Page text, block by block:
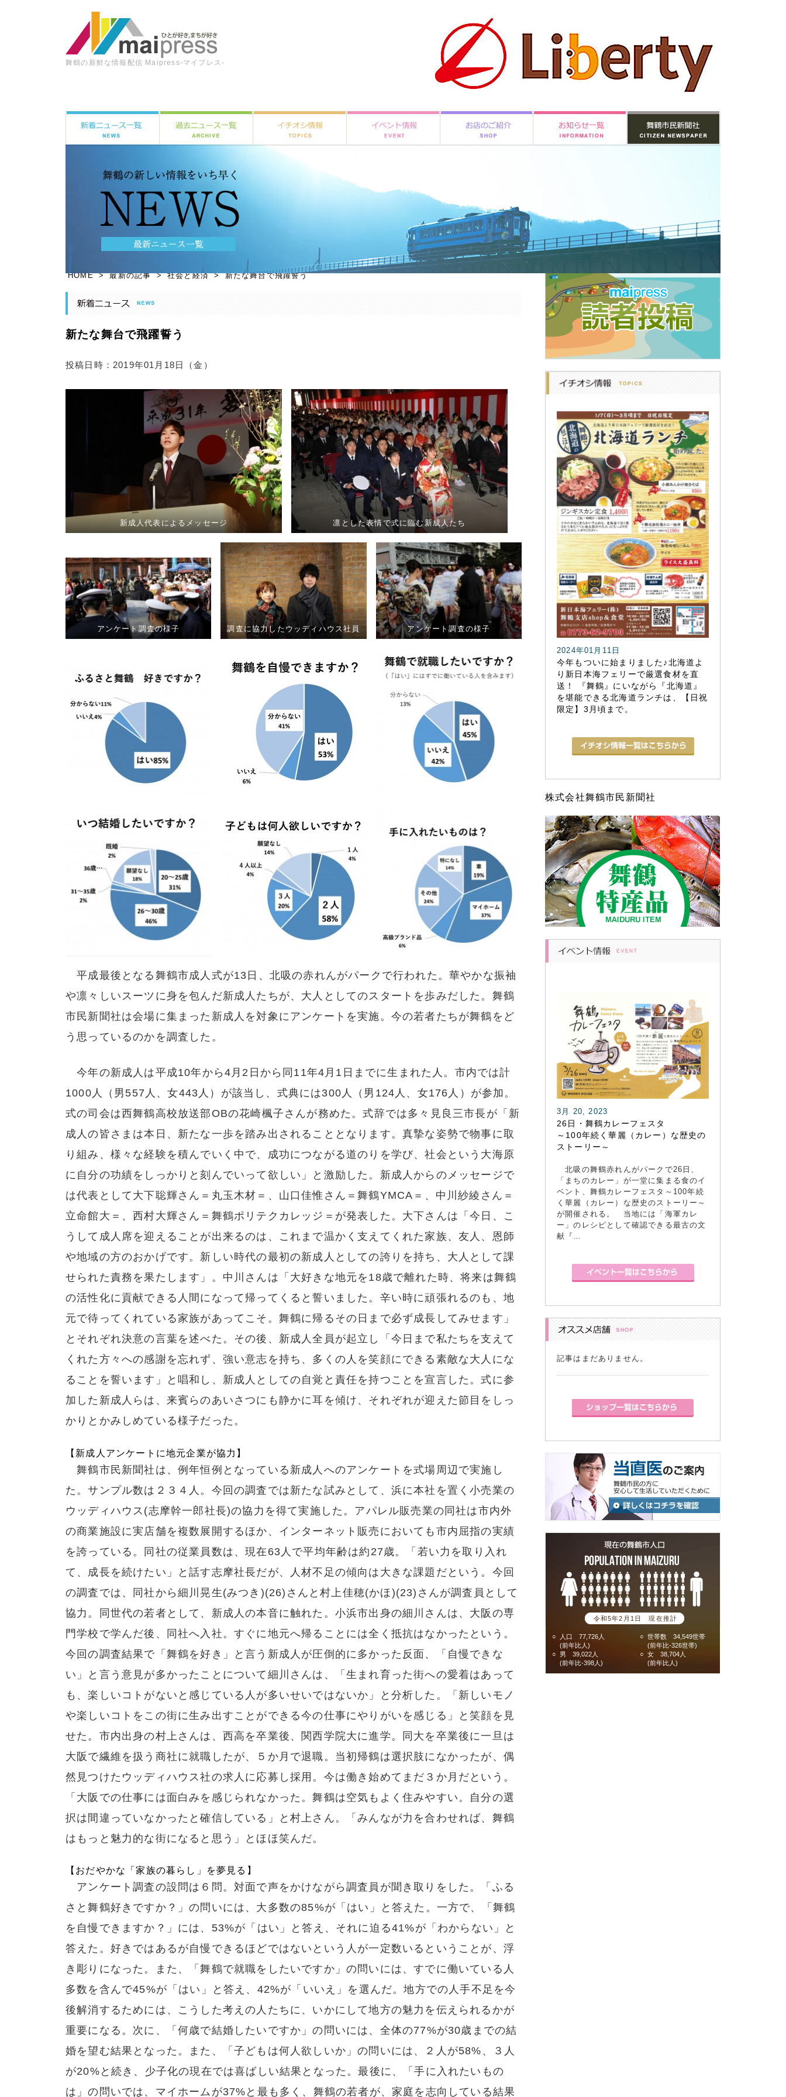
舞鶴の新鮮な情報配信 Maipress-マイプレス-
HOME > 最新の記事 > 社会と経済 > 新たな舞台で飛躍誓う
新たな舞台で飛躍誓う
投稿日時：2019年01月18日（金）
新成人代表によるメッセージ 凛とした表情で式に臨む新成人たち
アンケート調査の様子 調査に協力したウッディハウス社員 アンケート調査の様子
平成最後となる舞鶴市成人式が13日、北吸の赤れんがパークで行われた。華やかな振袖
や凛々しいスーツに身を包んだ新成人たちが、大人としてのスタートを歩みだした。舞鶴
市民新聞社は会場に集まった新成人を対象にアンケートを実施。今の若者たちが舞鶴をど
う思っているのかを調査した。
今年の新成人は平成10年から4月2日から同11年4月1日までに生まれた人。市内では計
1000人（男557人、女443人）が該当し、式典には300人（男124人、女176人）が参加。
式の司会は西舞鶴高校放送部OBの花崎楓子さんが務めた。式辞では多々見良三市長が「新
成人の皆さまは本日、新たな一歩を踏み出されることとなります。真摯な姿勢で物事に取
り組み、様々な経験を積んでいく中で、成功につながる道のりを学び、社会という大海原
に自分の功績をしっかりと刻んでいって欲しい」と激励した。新成人からのメッセージで
は代表として大下聡輝さん＝丸玉木材＝、山口佳惟さん＝舞鶴YMCA＝、中川紗綾さん＝
立命館大＝、西村大輝さん＝舞鶴ポリテクカレッジ＝が発表した。大下さんは「今日、こ
うして成人席を迎えることが出来るのは、これまで温かく支えてくれた家族、友人、恩師
や地域の方のおかげです。新しい時代の最初の新成人としての誇りを持ち、大人として課
せられた責務を果たします」。中川さんは「大好きな地元を18歳で離れた時、将来は舞鶴
の活性化に貢献できる人間になって帰ってくると誓いました。辛い時に頑張れるのも、地
元で待ってくれている家族があってこそ。舞鶴に帰るその日まで必ず成長してみせます」
とそれぞれ決意の言葉を述べた。その後、新成人全員が起立し「今日まで私たちを支えて
くれた方々への感謝を忘れず、強い意志を持ち、多くの人を笑顔にできる素敵な大人にな
ることを誓います」と唱和し、新成人としての自覚と責任を持つことを宣言した。式に参
加した新成人らは、来賓らのあいさつにも静かに耳を傾け、それぞれが迎えた節目をしっ
かりとかみしめている様子だった。
【新成人アンケートに地元企業が協力】
舞鶴市民新聞社は、例年恒例となっている新成人へのアンケートを式場周辺で実施し
た。サンプル数は２３４人。今回の調査では新たな試みとして、浜に本社を置く小売業の
ウッディハウス(志摩幹一郎社長)の協力を得て実施した。アパレル販売業の同社は市内外
の商業施設に実店舗を複数展開するほか、インターネット販売においても市内屈指の実績
を誇っている。同社の従業員数は、現在63人で平均年齢は約27歳。「若い力を取り入れ
て、成長を続けたい」と話す志摩社長だが、人材不足の傾向は大きな課題だという。今回
の調査では、同社から細川晃生(みつき)(26)さんと村上佳穂(かほ)(23)さんが調査員として
協力。同世代の若者として、新成人の本音に触れた。小浜市出身の細川さんは、大阪の専
門学校で学んだ後、同社へ入社。すぐに地元へ帰ることには全く抵抗はなかったという。
今回の調査結果で「舞鶴を好き」と言う新成人が圧倒的に多かった反面、「自慢できな
い」と言う意見が多かったことについて細川さんは、「生まれ育った街への愛着はあって
も、楽しいコトがないと感じている人が多いせいではないか」と分析した。「新しいモノ
や楽しいコトをこの街に生み出すことができる今の仕事にやりがいを感じる」と笑顔を見
せた。市内出身の村上さんは、西高を卒業後、関西学院大に進学。同大を卒業後に一旦は
大阪で繊維を扱う商社に就職したが、５か月で退職。当初帰鶴は選択肢になかったが、偶
然見つけたウッディハウス社の求人に応募し採用。今は働き始めてまだ３か月だという。
「大阪での仕事には面白みを感じられなかった。舞鶴は空気もよく住みやすい。自分の選
択は間違っていなかったと確信している」と村上さん。「みんなが力を合わせれば、舞鶴
はもっと魅力的な街になると思う」とほほ笑んだ。
【おだやかな「家族の暮らし」を夢見る】
アンケート調査の設問は６問。対面で声をかけながら調査員が聞き取りをした。「ふる
さと舞鶴好きですか？」の問いには、大多数の85%が「はい」と答えた。一方で、「舞鶴
を自慢できますか？」には、53%が「はい」と答え、それに迫る41%が「わからない」と
答えた。好きではあるが自慢できるほどではないという人が一定数いるということが、浮
き彫りになった。また、「舞鶴で就職をしたいですか」の問いには、すでに働いている人
多数を含んで45%が「はい」と答え、42%が「いいえ」を選んだ。地方での人手不足を今
後解消するためには、こうした考えの人たちに、いかにして地方の魅力を伝えられるかが
重要になる。次に、「何歳で結婚したいですか」の問いには、全体の77%が30歳までの結
婚を望む結果となった。また、「子どもは何人欲しいか」の問いには、２人が58%、３人
が20%と続き、少子化の現在では喜ばしい結果となった。最後に、「手に入れたいもの
は」の問いでは、マイホームが37%と最も多く、舞鶴の若者が、家庭を志向している結果
2024年01月11日
今年もついに始まりました♪北海道よ
り新日本海フェリーで厳選食材を直
送！ 『舞鶴』にいながら『北海道』
を堪能できる北海道ランチは、【日祝
限定】3月頃まで。
株式会社舞鶴市民新聞社
3月 20, 2023
26日・舞鶴カレーフェスタ
～100年続く華麗（カレー）な歴史の
ストーリー～
北吸の舞鶴赤れんがパークで26日、
「まちのカレー」が一堂に集まる食のイ
ベント、舞鶴カレーフェスタ～100年続
く華麗（カレー）な歴史のストーリー～
が開催される。 当地には「海軍カレ
ー」のレシピとして確認できる最古の文
献『…
記事はまだありません。
令和5年2月1日 現在推計
○
人口 77,726人
(前年比人)
○
男 39,022人
(前年比-398人)
○ 世帯数 34,549世帯
(前年比-326世帯)
○ 女 38,704人
(前年比人)